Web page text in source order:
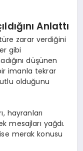
Anlattı
zarar verdiğini
gibi
düşünen
imanla tekrar
olduğunu
hayranları
mesajları yağdı.
merak konusu